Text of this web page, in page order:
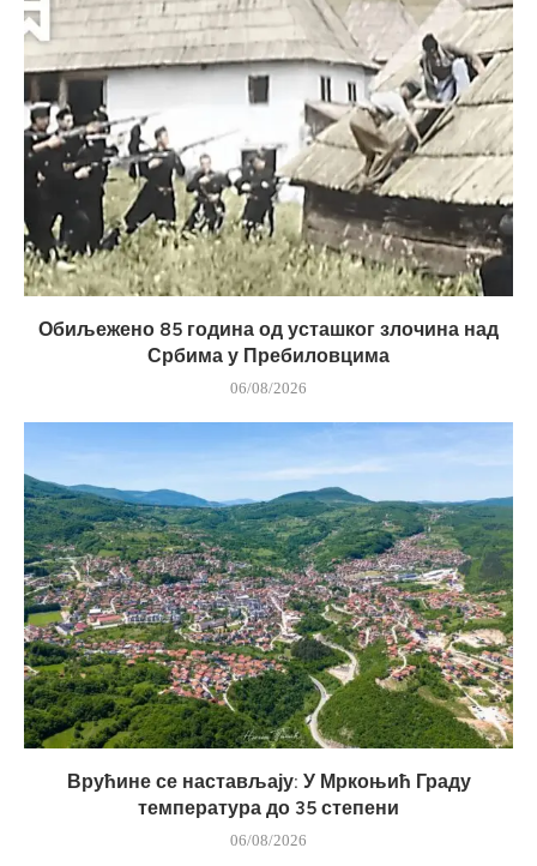
Обиљежено 85 година од усташког злочина над
Србима у Пребиловцима
06/08/2026
Врућине се настављају: У Мркоњић Граду
температура до 35 степени
06/08/2026